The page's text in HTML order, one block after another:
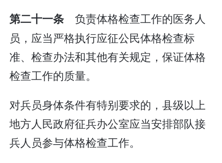
第二十一条 负责体格检查工作的医务人
员，应当严格执行应征公民体格检查标
准、检查办法和其他有关规定，保证体格
检查工作的质量。
对兵员身体条件有特别要求的，县级以上
地方人民政府征兵办公室应当安排部队接
兵人员参与体格检查工作。